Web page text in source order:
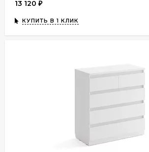
13 120 ₽
КУПИТЬ В 1 КЛИК